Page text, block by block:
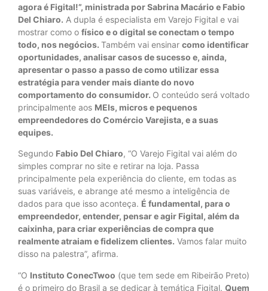
agora é Figital!”, ministrada por Sabrina Macário e Fabio
Del Chiaro. A dupla é especialista em Varejo Figital e vai
mostrar como o físico e o digital se conectam o tempo
todo, nos negócios. Também vai ensinar como identificar
oportunidades, analisar casos de sucesso e, ainda,
apresentar o passo a passo de como utilizar essa
estratégia para vender mais diante do novo
comportamento do consumidor. O conteúdo será voltado
principalmente aos MEIs, micros e pequenos
empreendedores do Comércio Varejista, e a suas
equipes.
Segundo Fabio Del Chiaro, “O Varejo Figital vai além do
simples comprar no site e retirar na loja. Passa
principalmente pela experiência do cliente, em todas as
suas variáveis, e abrange até mesmo a inteligência de
dados para que isso aconteça. É fundamental, para o
empreendedor, entender, pensar e agir Figital, além da
caixinha, para criar experiências de compra que
realmente atraiam e fidelizem clientes. Vamos falar muito
disso na palestra”, afirma.
“O Instituto ConecTwoo (que tem sede em Ribeirão Preto)
é o primeiro do Brasil a se dedicar à temática Figital. Quem